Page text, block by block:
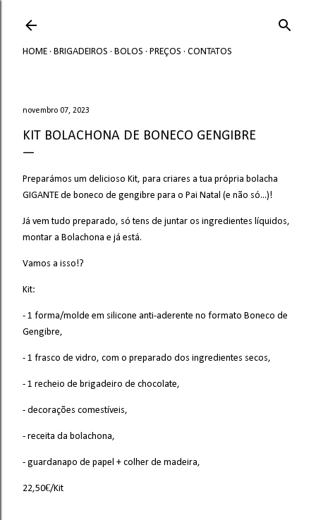
HOME BRIGADEIROS BOLOS PREÇOS CONTATOS
novembro 07, 2023
KIT BOLACHONA DE BONECO GENGIBRE
Preparámos um delicioso Kit, para criares a tua própria bolacha
GIGANTE de boneco de gengibre para o Pai Natal (e não só...)!
Já vem tudo preparado, só tens de juntar os ingredientes líquidos,
montar a Bolachona e já está.
Vamos a isso!?
Kit:
- 1 forma/molde em silicone anti-aderente no formato Boneco de
Gengibre,
- 1 frasco de vidro, com o preparado dos ingredientes secos,
- 1 recheio de brigadeiro de chocolate,
- decorações comestíveis,
- receita da bolachona,
- guardanapo de papel + colher de madeira,
22,50€/Kit